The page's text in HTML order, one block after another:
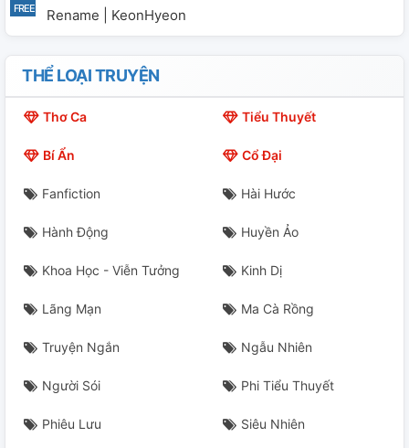
Rename | KeonHyeon
THỂ LOẠI TRUYỆN
Thơ Ca Tiểu Thuyết
Bí Ẩn Cổ Đại
Fanfiction Hài Hước
Hành Động Huyền Ảo
Khoa Học - Viễn Tưởng Kinh Dị
Lãng Mạn Ma Cà Rồng
Truyện Ngắn Ngẫu Nhiên
Người Sói Phi Tiểu Thuyết
Phiêu Lưu Siêu Nhiên